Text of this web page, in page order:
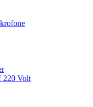
220 Volt